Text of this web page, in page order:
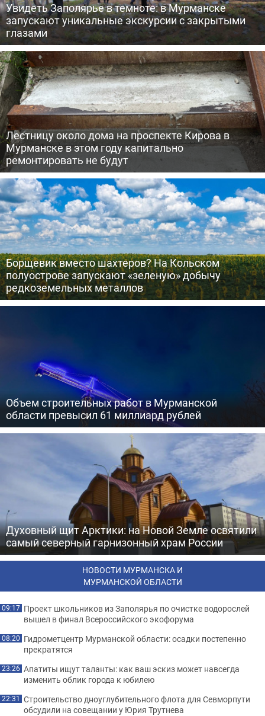
Увидеть Заполярье в темноте: в Мурманске
запускают уникальные экскурсии с закрытыми
глазами
Лестницу около дома на проспекте Кирова в
Мурманске в этом году капитально
ремонтировать не будут
Борщевик вместо шахтеров? На Кольском
полуострове запускают «зеленую» добычу
редкоземельных металлов
Объем строительных работ в Мурманской
области превысил 61 миллиард рублей
Духовный щит Арктики: на Новой Земле освятили
самый северный гарнизонный храм России
НОВОСТИ МУРМАНСКА И
МУРМАНСКОЙ ОБЛАСТИ
09:17 Проект школьников из Заполярья по очистке водорослей
вышел в финал Всероссийского экофорума
08:20 Гидрометцентр Мурманской области: осадки постепенно
прекратятся
23:26 Апатиты ищут таланты: как ваш эскиз может навсегда
изменить облик города к юбилею
22:31 Строительство дноуглубительного флота для Севморпути
обсудили на совещании у Юрия Трутнева